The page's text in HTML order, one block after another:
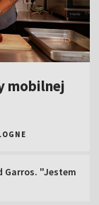
mobilnej
Garros. "Jestem